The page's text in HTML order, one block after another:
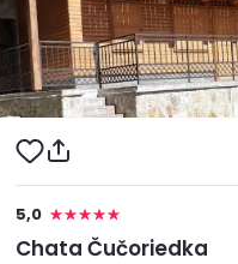
5,0
Chata Čučoriedka